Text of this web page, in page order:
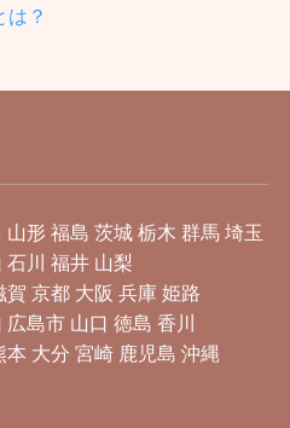
は？
山形 福島 茨城 栃木 群馬 埼玉
石川 福井 山梨
賀 京都 大阪 兵庫 姫路
広島市 山口 徳島 香川
本 大分 宮崎 鹿児島 沖縄